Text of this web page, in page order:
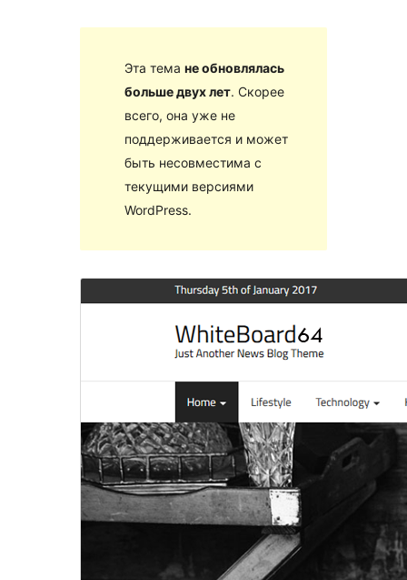
Эта тема не обновлялась
больше двух лет. Скорее
всего, она уже не
поддерживается и может
быть несовместима с
текущими версиями
WordPress.